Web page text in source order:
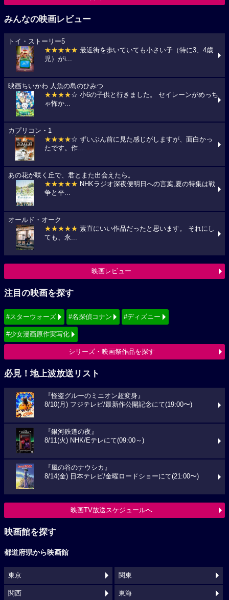
みんなの映画レビュー
トイ・ストーリー5
★★★★★ 最近街を歩いていても小さい子（特に3、4歳
児）がi...
映画ちいかわ 人魚の島のひみつ
★★★★☆ 小6の子供と行きました。 セイレーンがめっち
ゃ怖か...
カプリコン・1
★★★★☆ ずいぶん前に見た感じがしますが、面白かっ
たです。作...
あの花が咲く丘で、君とまた出会えたら。
★★★★★ NHKラジオ深夜便明日への言葉,夏の特集は戦
争と平...
オールド・オーク
★★★★★ 素直にいい作品だったと思います。 それにし
ても、永...
映画レビュー
注目の映画を探す
#スターウォーズ #名探偵コナン #ディズニー
#少女漫画原作実写化
シリーズ・映画祭作品を探す
必見！地上波放送リスト
『怪盗グルーのミニオン超変身』
8/10(月) フジテレビ/最新作公開記念にて(19:00〜)
『銀河鉄道の夜』
8/11(火) NHK/Eテレにて(09:00～)
『風の谷のナウシカ』
8/14(金) 日本テレビ/金曜ロードショーにて(21:00〜)
映画TV放送スケジュールへ
映画館を探す
都道府県から映画館
東京 関東
関西 東海